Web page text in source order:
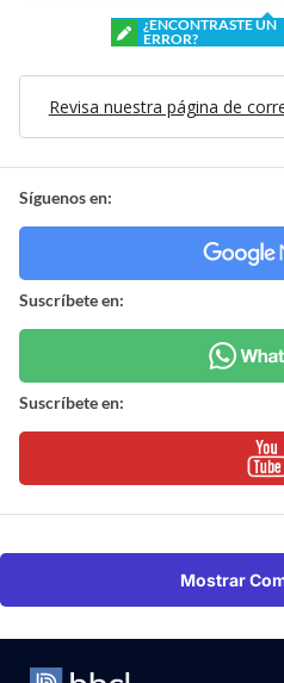
¿ENCONTRASTE UN
ERROR?
Revisa nuestra página de
Síguenos en:
Suscríbete en:
Suscríbete en:
Mostrar